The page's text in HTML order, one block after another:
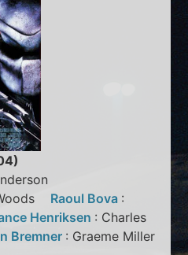
Raoul Bova :
Henriksen : Charles
Bremner : Graeme Miller